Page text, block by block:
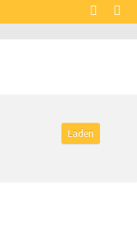
Laden